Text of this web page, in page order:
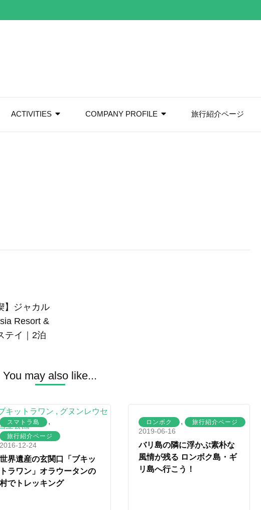
ACTIVITIES COMPANY PROFILE 旅行紹介ページ
】ジャカル
Resort &
テイ｜2泊
You may also like...
スマトラ島 ,
旅行紹介ページ
2016-12-24
世界遺産の玄関口「ブキッ
トラワン」オラウータンの
村でトレッキング
ロンボク , 旅行紹介ページ
2019-06-16
バリ島の隣に浮かぶ素朴な
風情が残る ロンボク島・ギ
リ島へ行こう！